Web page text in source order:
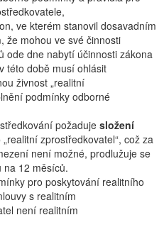
ve kterém stanovil dosavadním
že mohou ve své činnosti
ode dne nabytí účinnosti zákona
této době musí ohlásit
živnost „realitní
podmínky odborné
požaduje složení
„realitní zprostředkovatel“, což za
není možné, prodlužuje se
na 12 měsíců.
pro poskytování realitního
s realitním
není realitním